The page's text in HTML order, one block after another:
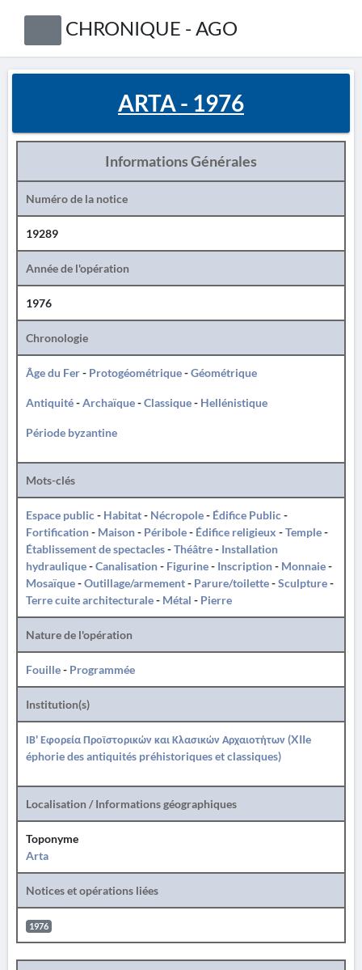
CHRONIQUE - AGO
ARTA - 1976
Informations Générales
Numéro de la notice
19289
Année de l'opération
1976
Chronologie
Âge du Fer- Protogéométrique-Géométrique
Antiquité-Archaïque-Classique- Hellénistique
Période byzantine
Mots-clés
Espace public- Habitat- Nécropole- Édifice Public-
Fortification- Maison- Péribole- Édifice religieux -Temple-
Établissement de spectacles-Théâtre- Installation
hydraulique-Canalisation- Figurine- Inscription- Monnaie-
Mosaïque-Outillage/armement- Parure/toilette-Sculpture-
Terre cuite architecturale- Métal - Pierre
Nature de l'opération
Fouille- Programmée
Institution(s)
ΙΒ' Εφορεία Προϊστορικών και Κλασικών Αρχαιοτήτων (XIIe
éphorie des antiquités préhistoriques et classiques)
Localisation / Informations géographiques
Toponyme
Arta
Notices et opérations liées
1976